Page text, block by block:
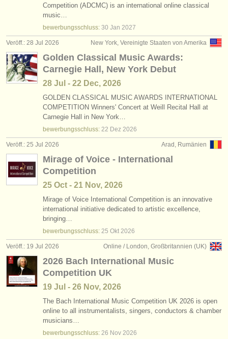
nachrichten in der klassischen musik
verlage:
anzeige veröffentlichen
find out about ourATS
faq
einloggen
Competition (ADCMC) is an international online classical
music…
bewerbungsschluss: 30 Jan 2027
New York, Vereinigte Staaten von Amerika
Veröff.: 28 Jul 2026
Golden Classical Music Awards:
Carnegie Hall, New York Debut
28 Jul - 22 Dec, 2026
GOLDEN CLASSICAL MUSIC AWARDS INTERNATIONAL
COMPETITION Winners' Concert at Weill Recital Hall at
Carnegie Hall in New York…
bewerbungsschluss: 22 Dez 2026
Arad, Rumänien
Veröff.: 25 Jul 2026
Mirage of Voice - International
Competition
25 Oct - 21 Nov, 2026
Mirage of Voice International Competition is an innovative
international initiative dedicated to artistic excellence,
bringing…
bewerbungsschluss: 25 Okt 2026
Online / London, Großbritannien (UK)
Veröff.: 19 Jul 2026
2026 Bach International Music
Competition UK
19 Jul - 26 Nov, 2026
The Bach International Music Competition UK 2026 is open
online to all instrumentalists, singers, conductors & chamber
musicians…
bewerbungsschluss: 26 Nov 2026